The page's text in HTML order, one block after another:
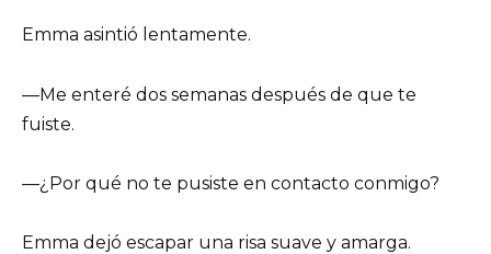
Emma asintió lentamente.
—Me enteré dos semanas después de que te
fuiste.
—¿Por qué no te pusiste en contacto conmigo?
Emma dejó escapar una risa suave y amarga.